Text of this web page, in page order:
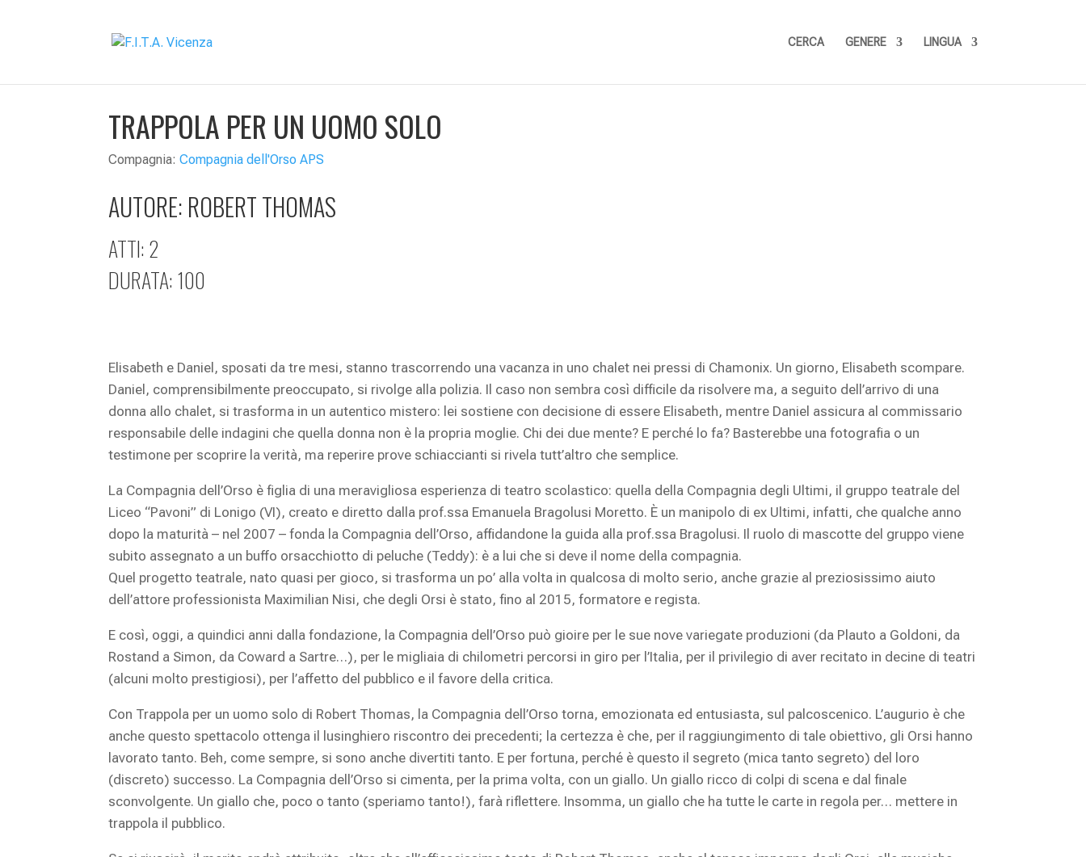
CERCA GENERE LINGUA
TRAPPOLA PER UN UOMO SOLO
Compagnia:Compagnia dell'Orso APS
AUTORE: ROBERT THOMAS
ATTI: 2
DURATA: 100
Elisabeth e Daniel, sposati da tre mesi, stanno trascorrendo una vacanza in uno chalet nei pressi di Chamonix. Un giorno, Elisabeth scompare.
Daniel, comprensibilmente preoccupato, si rivolge alla polizia. Il caso non sembra così difficile da risolvere ma, a seguito dell’arrivo di una
donna allo chalet, si trasforma in un autentico mistero: lei sostiene con decisione di essere Elisabeth, mentre Daniel assicura al commissario
responsabile delle indagini che quella donna non è la propria moglie. Chi dei due mente? E perché lo fa? Basterebbe una fotografia o un
testimone per scoprire la verità, ma reperire prove schiaccianti si rivela tutt’altro che semplice.
La Compagnia dell’Orso è figlia di una meravigliosa esperienza di teatro scolastico: quella della Compagnia degli Ultimi, il gruppo teatrale del
Liceo “Pavoni” di Lonigo (VI), creato e diretto dalla prof.ssa Emanuela Bragolusi Moretto. È un manipolo di ex Ultimi, infatti, che qualche anno
dopo la maturità – nel 2007 – fonda la Compagnia dell’Orso, affidandone la guida alla prof.ssa Bragolusi. Il ruolo di mascotte del gruppo viene
subito assegnato a un buffo orsacchiotto di peluche (Teddy): è a lui che si deve il nome della compagnia.
Quel progetto teatrale, nato quasi per gioco, si trasforma un po’ alla volta in qualcosa di molto serio, anche grazie al preziosissimo aiuto
dell’attore professionista Maximilian Nisi, che degli Orsi è stato, fino al 2015, formatore e regista.
E così, oggi, a quindici anni dalla fondazione, la Compagnia dell’Orso può gioire per le sue nove variegate produzioni (da Plauto a Goldoni, da
Rostand a Simon, da Coward a Sartre…), per le migliaia di chilometri percorsi in giro per l’Italia, per il privilegio di aver recitato in decine di teatri
(alcuni molto prestigiosi), per l’affetto del pubblico e il favore della critica.
Con Trappola per un uomo solo di Robert Thomas, la Compagnia dell’Orso torna, emozionata ed entusiasta, sul palcoscenico. L’augurio è che
anche questo spettacolo ottenga il lusinghiero riscontro dei precedenti; la certezza è che, per il raggiungimento di tale obiettivo, gli Orsi hanno
lavorato tanto. Beh, come sempre, si sono anche divertiti tanto. E per fortuna, perché è questo il segreto (mica tanto segreto) del loro
(discreto) successo. La Compagnia dell’Orso si cimenta, per la prima volta, con un giallo. Un giallo ricco di colpi di scena e dal finale
sconvolgente. Un giallo che, poco o tanto (speriamo tanto!), farà riflettere. Insomma, un giallo che ha tutte le carte in regola per… mettere in
trappola il pubblico.